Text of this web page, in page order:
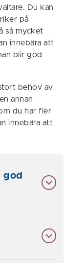
Du kan
på
så mycket
innebära att
blir god
behov av
annan
du har fler
innebära att
god